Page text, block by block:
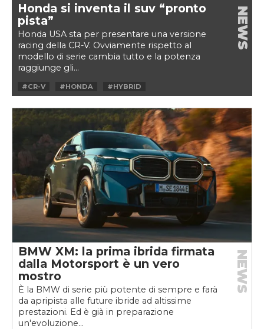
Honda si inventa il suv “pronto
pista”
Honda USA sta per presentare una versione
racing della CR-V. Ovviamente rispetto al
modello di serie cambia tutto e la potenza
raggiunge gli...
NEWS
#CR-V #HONDA
#HYBRID
#HYBRID RACER
BMW XM: la prima ibrida firmata
dalla Motorsport è un vero
mostro
È la BMW di serie più potente di sempre e farà
da apripista alle future ibride ad altissime
prestazioni. Ed è già in preparazione
un'evoluzione...
NEWS